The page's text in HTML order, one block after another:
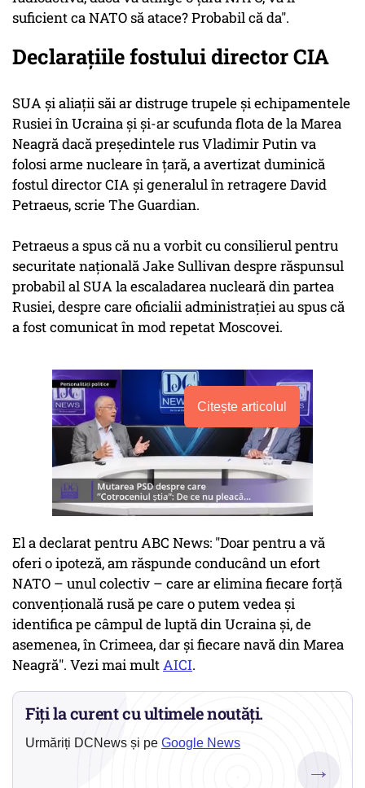
suficient ca NATO să atace? Probabil că da".
Declarațiile fostului director CIA
SUA și aliații săi ar distruge trupele și echipamentele
Rusiei în Ucraina și și-ar scufunda flota de la Marea
Neagră dacă președintele rus Vladimir Putin va
folosi arme nucleare în țară, a avertizat duminică
fostul director CIA și generalul în retragere David
Petraeus, scrie The Guardian.
Petraeus a spus că nu a vorbit cu consilierul pentru
securitate națională Jake Sullivan despre răspunsul
probabil al SUA la escaladarea nucleară din partea
Rusiei, despre care oficialii administrației au spus că
a fost comunicat în mod repetat Moscovei.
Citește articolul
El a declarat pentru ABC News: "Doar pentru a vă
oferi o ipoteză, am răspunde conducând un efort
NATO – unul colectiv – care ar elimina fiecare forță
convențională rusă pe care o putem vedea și
identifica pe câmpul de luptă din Ucraina și, de
asemenea, în Crimeea, dar și fiecare navă din Marea
Neagră". Vezi mai multAICI.
Fiți la curent cu ultimele noutăți.
Urmăriți DCNews și pe Google News
→